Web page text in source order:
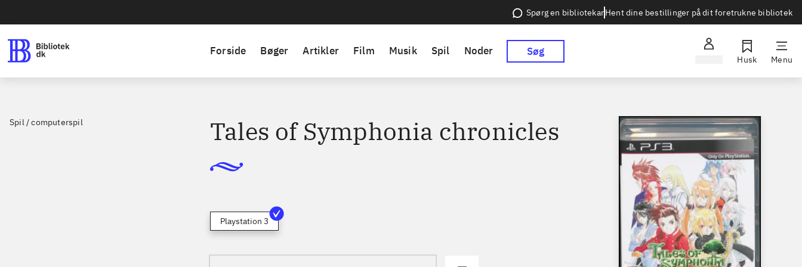
Spørg en bibliotekarHent dine bestillinger på dit foretrukne bibliotek
Forside Bøger Artikler Film Musik Spil Noder Søg
Husk Menu
Spil / computerspil Tales of Symphonia chronicles
Playstation 3